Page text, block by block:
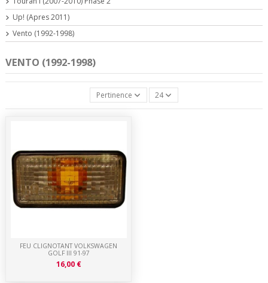
VENTO (1992-1998)
Pertinence 24
FEU CLIGNOTANT VOLKSWAGEN
GOLF III 91-97
16,00 €
Up! (Apres 2011)
Vento (1992-1998)